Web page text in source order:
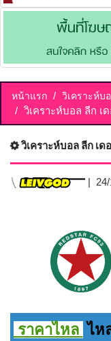
หน้าแรก วิเคราะห์บ
วิเคราะห์บอล ลีก เ
วิเคราะห์บอล ลีก เด
| 24/
ราคาไหล ไห